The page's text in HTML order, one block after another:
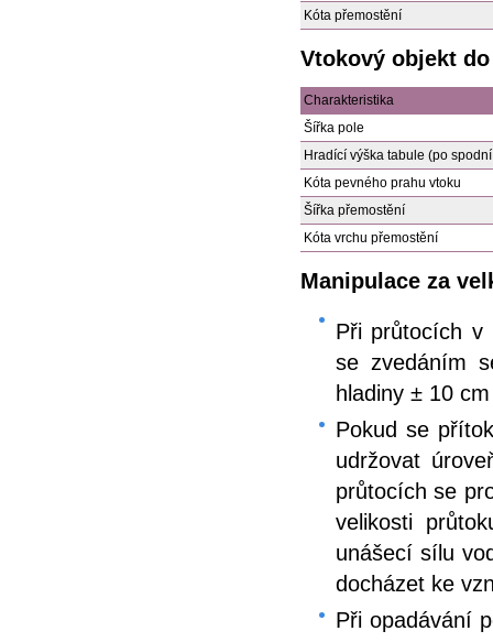
Kóta přemostění
Vtokový objekt
Charakteristika
Šířka pole
Hradící výška tabule (po
Kóta pevného prahu vtoku
Šířka přemostění
Kóta vrchu přemostění
Manipulace za
Při průtocích v
se zvedáním
hladiny ± 10
Pokud se
udržovat
průtocích se
velikosti
unášecí sílu
docházet ke
Při opadávání